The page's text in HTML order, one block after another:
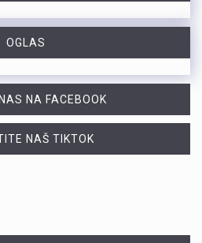
OGLAS
NA FACEBOOK
NAŠ TIKTOK